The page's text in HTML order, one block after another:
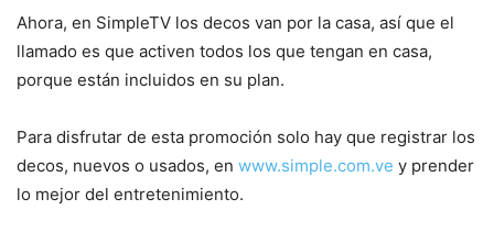
Ahora, en SimpleTV los decos van por la casa, así que el
llamado es que activen todos los que tengan en casa,
porque están incluidos en su plan.
Para disfrutar de esta promoción solo hay que registrar los
decos, nuevos o usados, en www.simple.com.ve y prender
lo mejor del entretenimiento.